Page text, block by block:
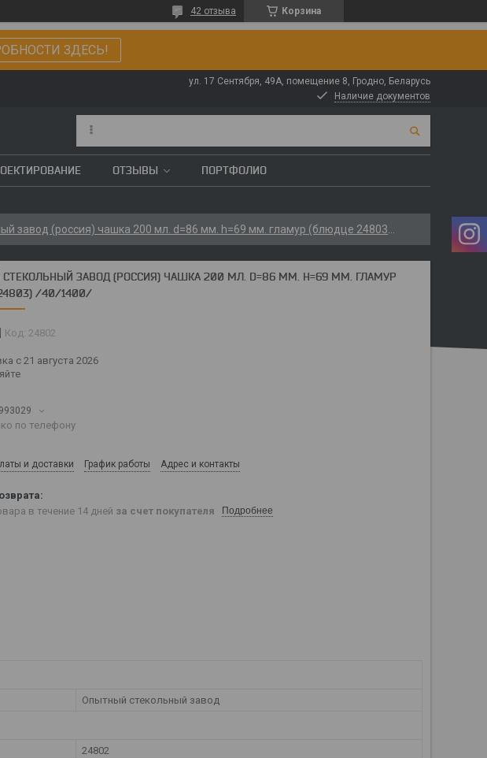
Корзина
42 отзыва
ЗДЕСЬ!
ул. 17 Сентября, 49А, помещение 8, Гродно, Беларусь
Наличие документов
ОТЗЫВЫ ПОРТФОЛИО
ЗАВОД (РОССИЯ) ЧАШКА 200 МЛ. D=86 ММ. H=69 ММ. ГЛАМУР
/40/1400/
Код: 24802
с 21 августа 2026
по телефону
и доставки График работы Адрес и контакты
в течение 14 дней за счет покупателя Подробнее
Опытный стекольный завод
24802